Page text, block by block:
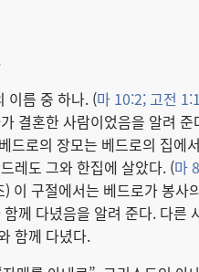
이름 중 하나. (마 10:2; 고전
결혼한 사람이었음을 알려 준
드로의 장모는 베드로의 집에
레도 그와 한집에 살았다. (마
) 이 구절에서는 베드로가 봉사
께 다녔음을 알려 준다. 다른
함께 다녔다.